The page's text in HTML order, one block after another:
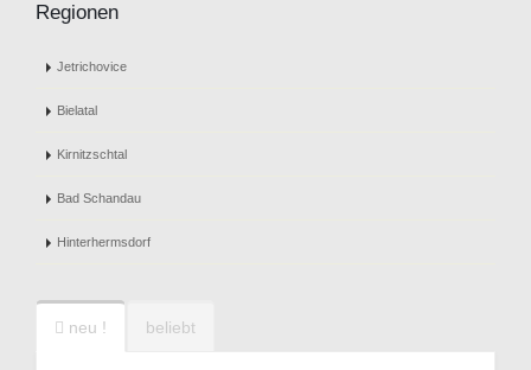
Regionen
Jetrichovice
Bielatal
Kirnitzschtal
Bad Schandau
Hinterhermsdorf
neu ! beliebt